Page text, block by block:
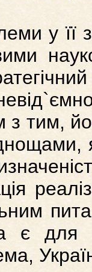
у її
з тим,
є для